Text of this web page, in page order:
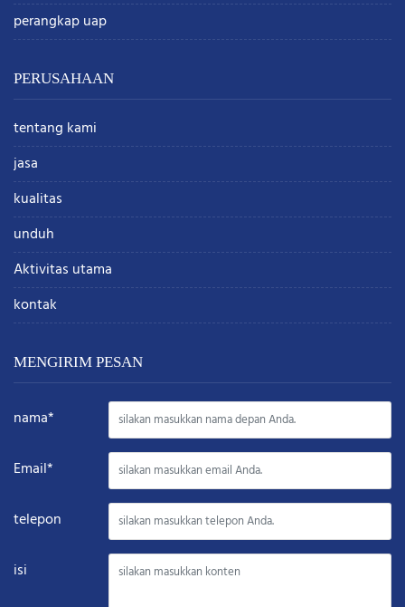
perangkap uap
PERUSAHAAN
tentang kami
jasa
kualitas
unduh
Aktivitas utama
kontak
MENGIRIM PESAN
nama*
Email*
telepon
isi